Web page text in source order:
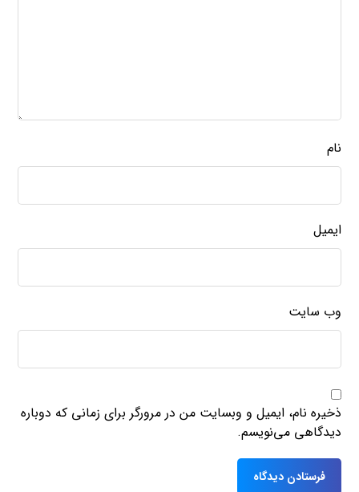
نام
ایمیل
وب‌ سایت
ذخیره نام، ایمیل و وبسایت من در مرورگر برای زمانی که دوباره
دیدگاهی می‌نویسم.